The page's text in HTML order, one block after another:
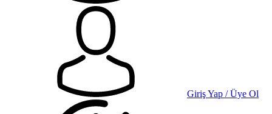
Giriş Yap / Üye Ol